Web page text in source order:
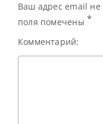
Ваш адрес email не
поля помечены *
Комментарий: